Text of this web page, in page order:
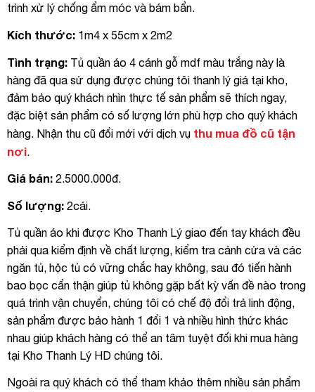
trình xử lý chống ẩm móc và bám bẩn.
Kích thước: 1m4 x 55cm x 2m2
Tình trạng: Tủ quần áo 4 cánh gỗ mdf màu trắng này là
hàng đã qua sử dụng được chúng tôi thanh lý giá tại kho,
đảm bảo quý khách nhìn thực tế sản phẩm sẽ thích ngay,
đặc biệt sản phẩm có số lượng lớn phù hợp cho quý khách
hàng. Nhận thu cũ đổi mới với dịch vụ thu mua đồ cũ tận
nơi
Giá bán: 2.5000.000đ.
Số lượng: 2cái.
Tủ quần áo khi được Kho Thanh Lý giao đến tay khách đều
phải qua kiểm định về chất lượng, kiểm tra cánh cửa và các
ngăn tủ, hộc tủ có vững chắc hay không, sau đó tiến hành
bao bọc cẩn thận giúp tủ không gặp bất kỳ vấn đề nào trong
quá trình vận chuyển, chúng tôi có chế độ đổi trả linh động,
sản phẩm được bảo hành 1 đổi 1 và nhiều hình thức khác
nhau giúp khách hàng có thể an tâm tuyệt đối khi mua hàng
tại Kho Thanh Lý HD chúng tôi.
Ngoài ra quý khách có thể tham khảo thêm nhiều sản phẩm